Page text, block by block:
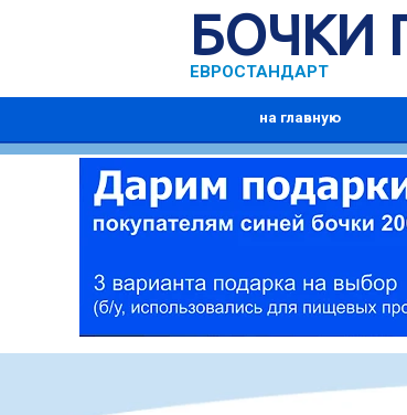
БОЧКИ
ЕВРОСТАНДАРТ
на главную